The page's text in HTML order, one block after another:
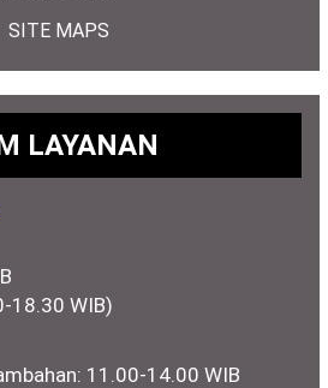
SITE MAPS
LAYANAN
18.30 WIB)
11.00-14.00 WIB